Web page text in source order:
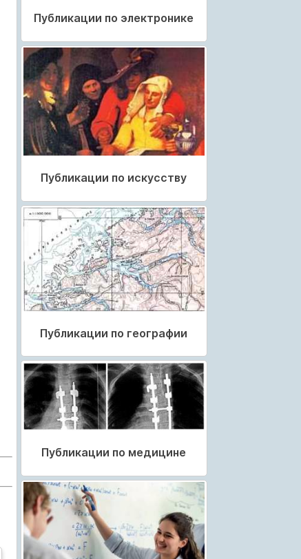
Публикации по электронике
Публикации по искусству
Публикации по географии
Публикации по медицине